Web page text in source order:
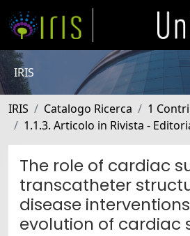
IRIS
IRIS Catalogo Ricerca
1
1.1.3. Articolo in Rivista -
The role of cardiac
transcatheter
disease
evolution of cardiac